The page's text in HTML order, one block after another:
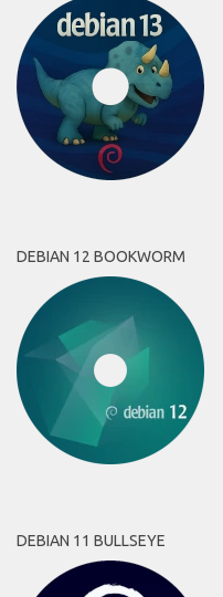
DEBIAN 12 BOOKWORM
DEBIAN 11 BULLSEYE